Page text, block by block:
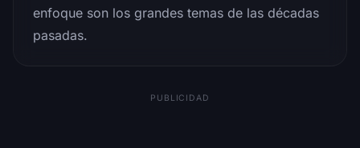
enfoque son los grandes temas de las décadas
pasadas.
PUBLICIDAD